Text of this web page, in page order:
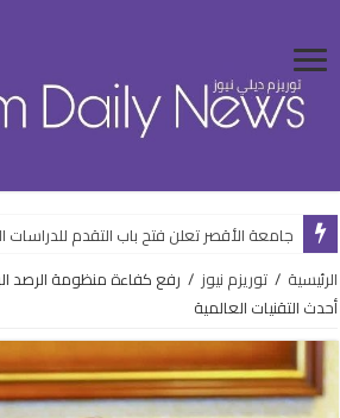
جامعة الأقصر تعلن فتح باب التقدم للدراسات
الرئيسية / توريزم نيوز / رفع كفاءة منظومة الرصد
أحدث التقنيات العالمية